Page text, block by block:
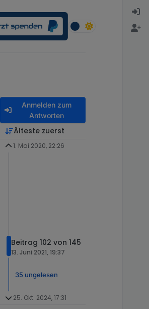
Anmelden zum
Antworten
Älteste zuerst
1. Mai 2020, 22:26
Beitrag 102 von 145
13. Juni 2021, 19:37
35 ungelesen
25. Okt. 2024, 17:31